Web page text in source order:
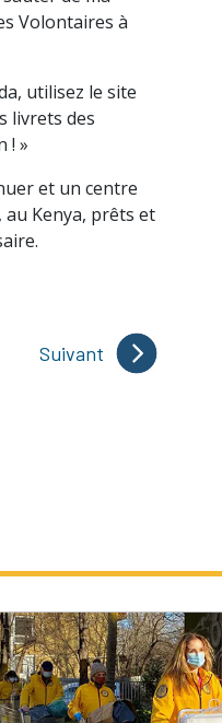
Volontaires à
utilisez le site
livrets des
! »
et un centre
Kenya, prêts et
Suivant